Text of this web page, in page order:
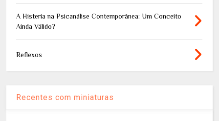
A Histeria na Psicanálise Contemporânea: Um Conceito
Ainda Válido?
Reflexos
Recentes com miniaturas